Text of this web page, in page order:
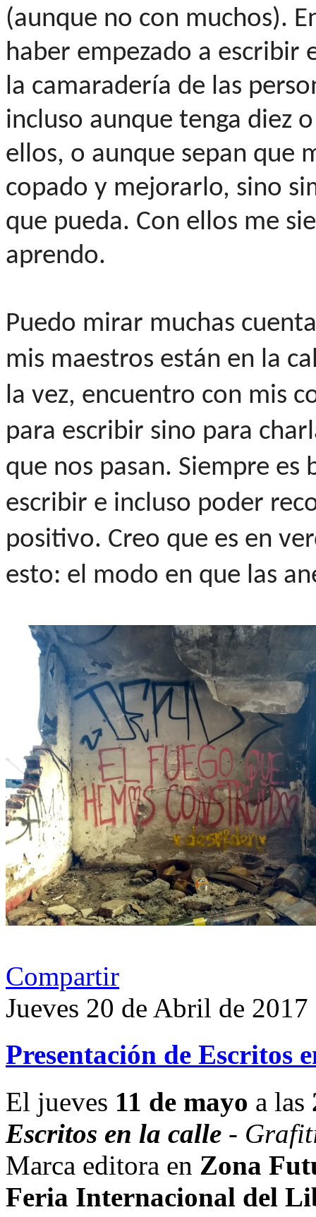
(aunque no con muchos).
haber empezado a escribir
la camaradería de las
incluso aunque tenga diez
ellos, o aunque sepan que
copado y mejorarlo, sino
que pueda. Con ellos me
aprendo.
Puedo mirar muchas
mis maestros están en la
la vez, encuentro con mis
para escribir sino para
que nos pasan. Siempre
escribir e incluso poder
positivo. Creo que es en
esto: el modo en que las
Compartir
Jueves 20 de Abril de 2017
Presentación de Escritos
El jueves 11 de mayo a las
Escritos en la calle -
Marca editora en Zona
Feria Internacional del